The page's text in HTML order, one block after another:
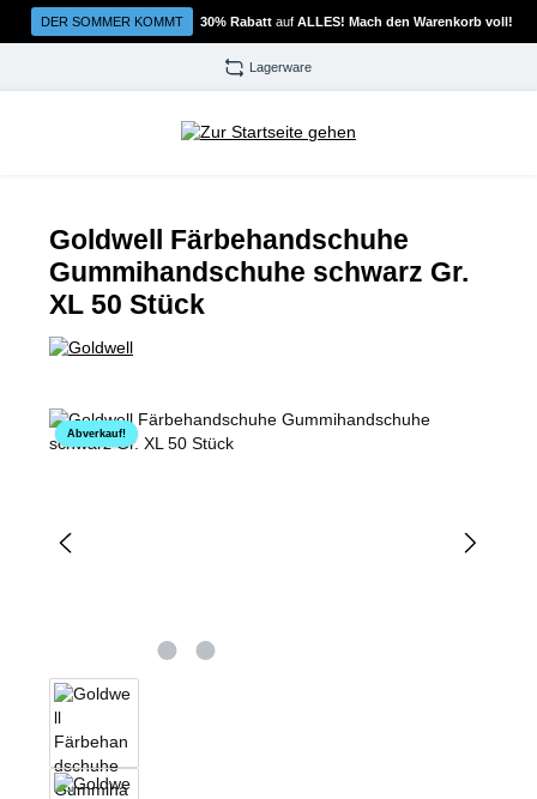
Zum Hauptinhalt springen
DER SOMMER KOMMT 30% Rabatt auf ALLES! Mach den Warenkorb voll!
Lagerware
Goldwell Färbehandschuhe
Gummihandschuhe schwarz Gr.
XL 50 Stück
Bildergalerie überspringen
Abverkauf!